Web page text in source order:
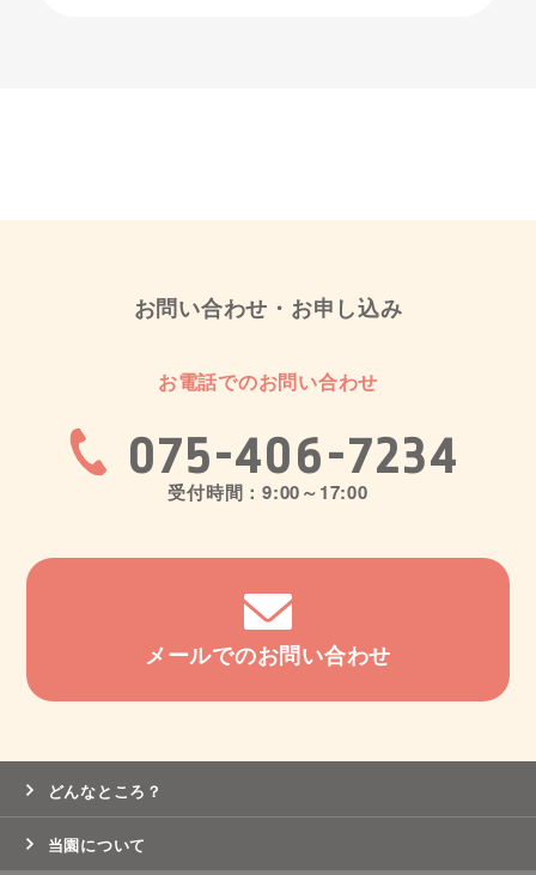
お問い合わせ・お申し込み
お電話でのお問い合わせ
075-406-7234
受付時間：9:00～17:00
メールでのお問い合わせ
どんなところ？
当園について